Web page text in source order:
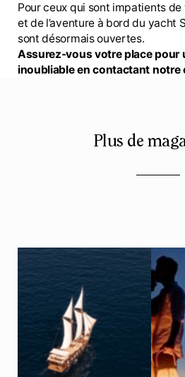
Pour ceux qui sont impatients de
et de l’aventure à bord du yacht
sont désormais ouvertes.
Assurez-vous votre place pour
inoubliable en contactant notre
Plus de